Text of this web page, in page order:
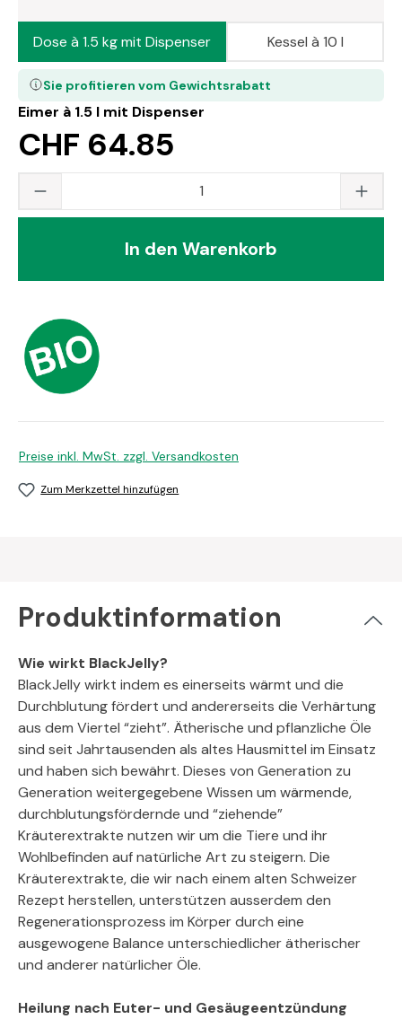
Eimer à 1.5 l mit Dispenser
CHF 64.85
Sie profitieren vom Gewichtsrabatt
Dose à 1.5 kg mit Dispenser Kessel à 10 l
Produkt Anzahl: Gib den gewünschten
In den Warenkorb
Preise inkl. MwSt. zzgl. Versandkosten
Zum Merkzettel hinzufügen
Produktinformation
Wie wirkt BlackJelly?
BlackJelly wirkt indem es einerseits wärmt und die
Durchblutung fördert und andererseits die Verhärtung
aus dem Viertel “zieht”. Ätherische und pflanzliche Öle
sind seit Jahrtausenden als altes Hausmittel im Einsatz
und haben sich bewährt. Dieses von Generation zu
Generation weitergegebene Wissen um wärmende,
durchblutungsfördernde und “ziehende”
Kräuterextrakte nutzen wir um die Tiere und ihr
Wohlbefinden auf natürliche Art zu steigern. Die
Kräuterextrakte, die wir nach einem alten Schweizer
Rezept herstellen, unterstützen ausserdem den
Regenerationsprozess im Körper durch eine
ausgewogene Balance unterschiedlicher ätherischer
und anderer natürlicher Öle.
Heilung nach Euter- und Gesäugeentzündung